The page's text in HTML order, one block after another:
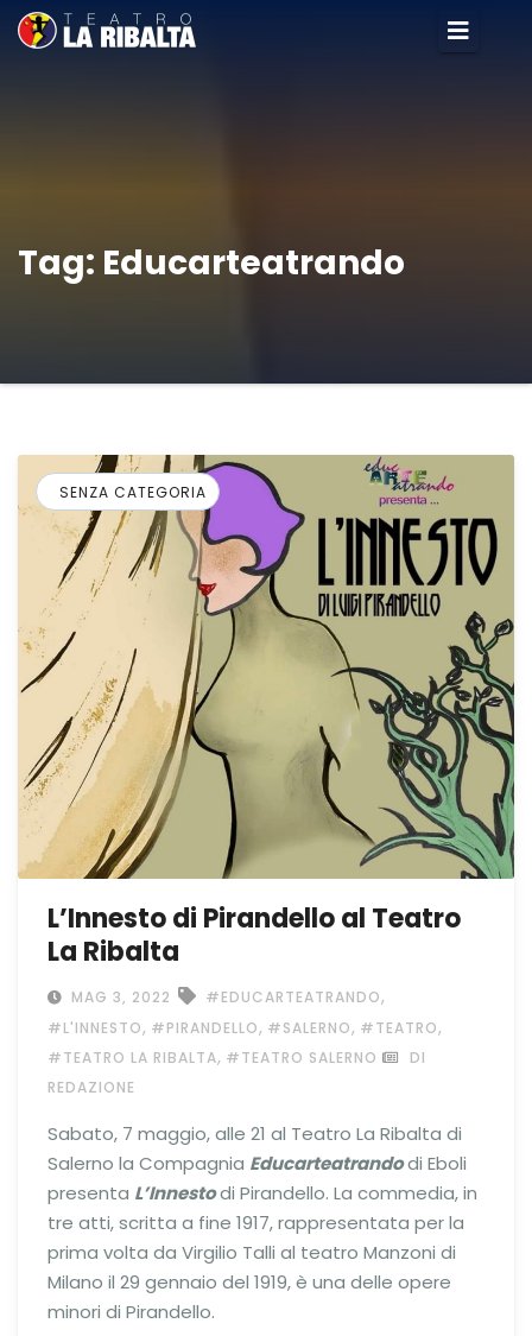
Tag: Educarteatrando
SENZA CATEGORIA
L’Innesto di Pirandello al Teatro
La Ribalta
MAG 3, 2022 #EDUCARTEATRANDO,
#L'INNESTO, #PIRANDELLO, #SALERNO, #TEATRO,
#TEATRO LA RIBALTA, #TEATRO SALERNO
DI
REDAZIONE
Sabato, 7 maggio, alle 21 al Teatro La Ribalta di
Salerno la Compagnia Educarteatrandodi Eboli
presenta L’Innestodi Pirandello. La commedia, in
tre atti, scritta a fine 1917, rappresentata per la
prima volta da Virgilio Talli al teatro Manzoni di
Milano il 29 gennaio del 1919, è una delle opere
minori di Pirandello.